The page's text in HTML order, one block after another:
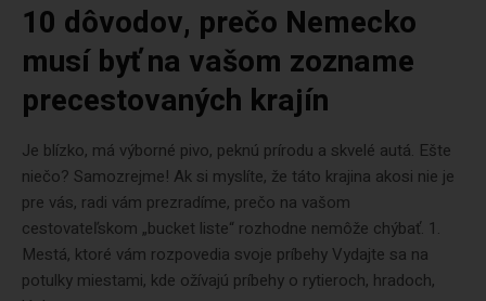
10 dôvodov, prečo Nemecko
musí byť na vašom zozname
precestovaných krajín
Je blízko, má výborné pivo, peknú prírodu a skvelé autá. Ešte
niečo? Samozrejme! Ak si myslíte, že táto krajina akosi nie je
pre vás, radi vám prezradíme, prečo na vašom
cestovateľskom „bucket liste“ rozhodne nemôže chýbať. 1.
Mestá, ktoré vám rozpovedia svoje príbehy Vydajte sa na
potulky miestami, kde ožívajú príbehy o rytieroch, hradoch,